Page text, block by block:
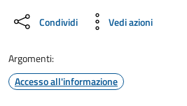
Condividi Vedi azioni
Argomenti:
Accesso all'informazione